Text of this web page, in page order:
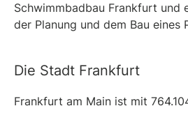
Schwimmbadbau Frankfurt und
der Planung und dem Bau eines
Die Stadt Frankfurt
Frankfurt am Main ist mit